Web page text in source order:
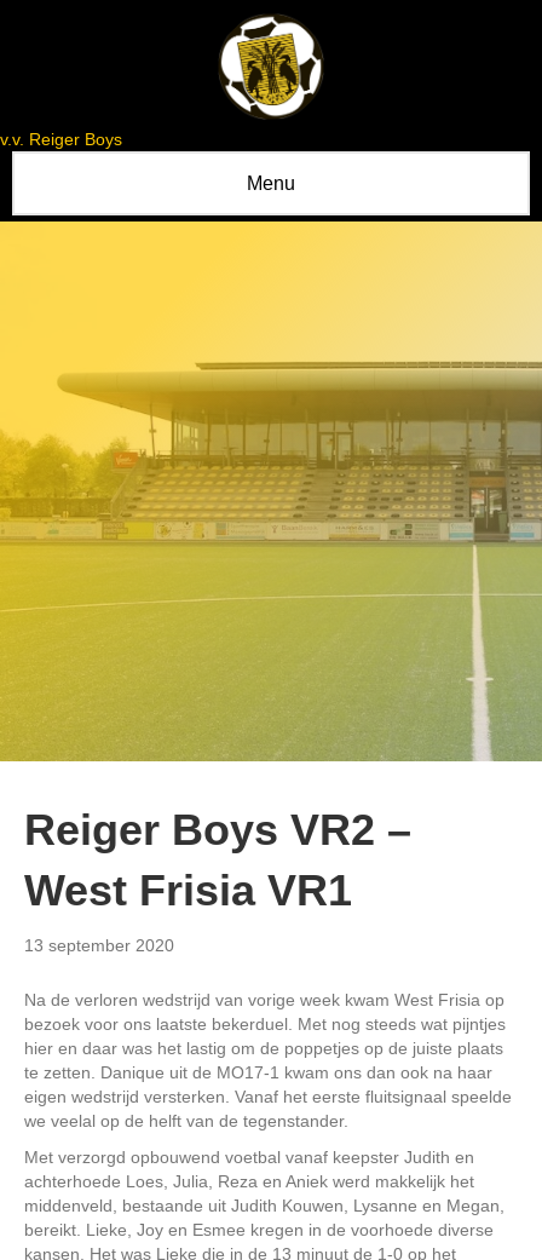
v.v. Reiger Boys
Menu
Reiger Boys VR2 –
West Frisia VR1
13 september 2020
Na de verloren wedstrijd van vorige week kwam West Frisia op
bezoek voor ons laatste bekerduel. Met nog steeds wat pijntjes
hier en daar was het lastig om de poppetjes op de juiste plaats
te zetten. Danique uit de MO17-1 kwam ons dan ook na haar
eigen wedstrijd versterken. Vanaf het eerste fluitsignaal speelde
we veelal op de helft van de tegenstander.
Met verzorgd opbouwend voetbal vanaf keepster Judith en
achterhoede Loes, Julia, Reza en Aniek werd makkelijk het
middenveld, bestaande uit Judith Kouwen, Lysanne en Megan,
bereikt. Lieke, Joy en Esmee kregen in de voorhoede diverse
kansen. Het was Lieke die in de 13 minuut de 1-0 op het